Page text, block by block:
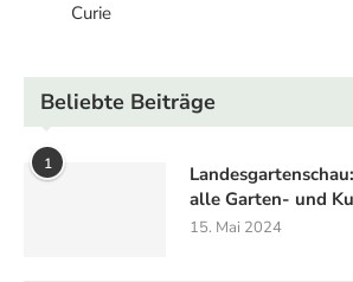
Curie
Beliebte Beiträge
1
alle Garten- und
15. Mai 2024